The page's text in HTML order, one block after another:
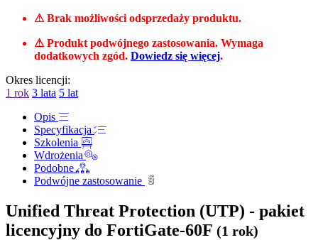
⚠ Brak możliwości odsprzedaży produktu.
⚠ Produkt podwójnego zastosowania. Wymaga
dodatkowych zgód. Dowiedz się więcej.
Okres licencji:
1 rok 3 lata 5 lat
Opis
Specyfikacja
Szkolenia
Wdrożenia
Podobne
Podwójne zastosowanie
Unified Threat Protection (UTP) - pakiet
licencyjny do FortiGate-60F (1 rok)